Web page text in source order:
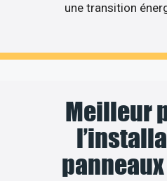
une transition
Meilleur